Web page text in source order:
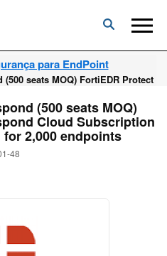
para EndPoint
(500 seats MOQ) FortiEDR
(500 seats MOQ)
Cloud Subscription
2,000 endpoints
48